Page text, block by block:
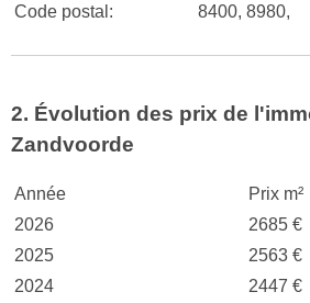
Code postal:
8400, 8980,
2. Évolution des prix de
Zandvoorde
Année
Prix m²
2026
2685 €
2025
2563 €
2024
2447 €